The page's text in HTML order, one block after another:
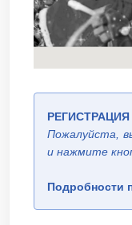
Пожалуйста,
и нажмите
Подробности